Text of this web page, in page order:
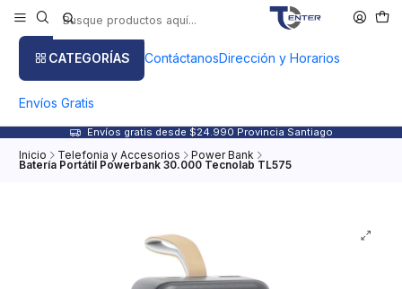
CATEGORÍAS ContáctanosDirección y Horarios
Envíos Gratis
Envíos gratis desde $24.990 Provincia Santiago
Inicio Telefonia y Accesorios Power Bank
Batería Portátil Powerbank 30.000 Tecnolab TL575